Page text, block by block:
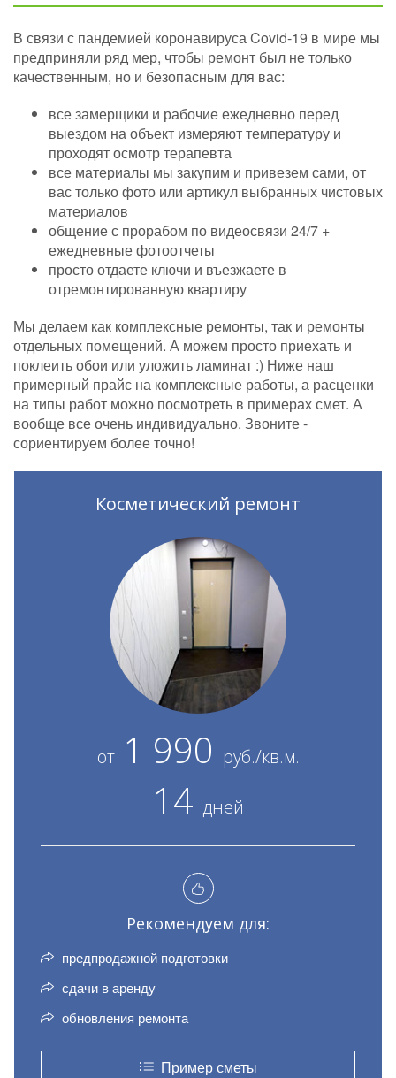
В связи с пандемией коронавируса Covid-19 в мире мы
предприняли ряд мер, чтобы ремонт был не только
качественным, но и безопасным для вас:
все замерщики и рабочие ежедневно перед
выездом на объект измеряют температуру и
проходят осмотр терапевта
все материалы мы закупим и привезем сами, от
вас только фото или артикул выбранных чистовых
материалов
общение с прорабом по видеосвязи 24/7 +
ежедневные фотоотчеты
просто отдаете ключи и въезжаете в
отремонтированную квартиру
Мы делаем как комплексные ремонты, так и ремонты
отдельных помещений. А можем просто приехать и
поклеить обои или уложить ламинат :) Ниже наш
примерный прайс на комплексные работы, а расценки
на типы работ можно посмотреть в примерах смет. А
вообще все очень индивидуально. Звоните -
сориентируем более точно!
Косметический ремонт
от1 990 руб./кв.м.
14 дней
Рекомендуем для:
предпродажной подготовки
сдачи в аренду
обновления ремонта
Пример сметы